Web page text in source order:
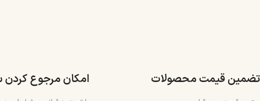
تضمین قیمت محصولات امکان مرجوع